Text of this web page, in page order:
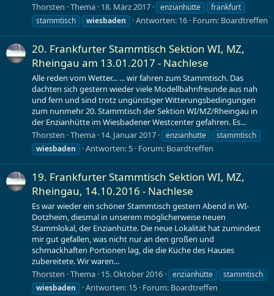
Thorsten Thema 18. März 2017 enzianhütte
frankfurt
stammtisch
wiesbaden Antworten: 16 Forum: Boardtreffen
20. Frankfurter Stammtisch Sektion WI, MZ,
Rheingau am 13.01.2017 - Nachlese
Alle reden vom Wetter... ... wir fahren zum Stammtisch. Das
dachten sich gestern wieder viele Modellbahnfreunde aus nah
und fern und sind trotz ungünstiger Witterungsbedingungen
zum nunmehr 20. Stammtisch der Sektion WI/MZ/Rheingau in
der Enzianhütte im Wiesbadener Westcenter gefahren. Es...
Thorsten Thema 14. Januar 2017 enzianhütte
stammtisch
wiesbaden
Antworten: 5 Forum: Boardtreffen
19. Frankfurter Stammtisch Sektion WI, MZ,
Rheingau, 14.10.2016 - Nachlese
Es war wieder ein schöner Stammtisch gestern Abend in WI-
Dotzheim, diesmal in unserem möglicherweise neuen
Stammlokal, der Enzianhütte. Die neue Lokalität hat zumindest
mir gut gefallen, was nicht nur an den großen und
schmackhaften Portionen lag, die die Küche des Hauses
zubereitete. Wir waren...
Thorsten Thema 15. Oktober 2016 enzianhütte
stammtisch
wiesbaden
Antworten: 15 Forum: Boardtreffen